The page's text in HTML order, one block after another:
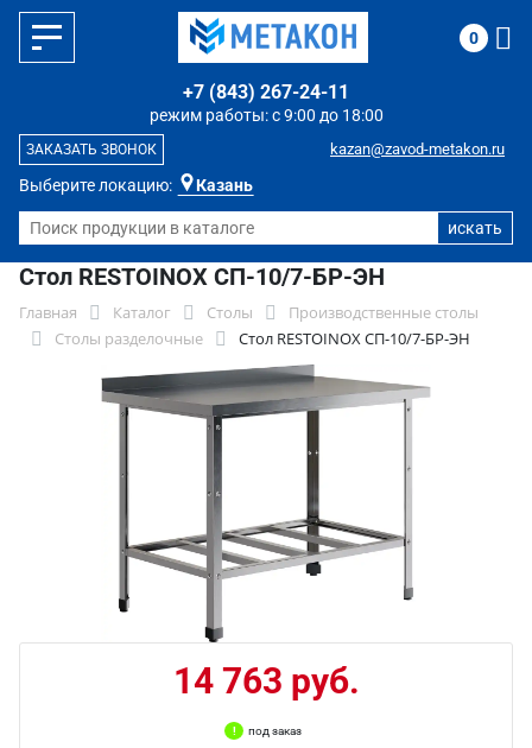
Выберите локацию: Казань
режим работы: с 9:00 до 18:00
+7 (843) 267-24-11
kazan@zavod-metakon.ru
ЗАКАЗАТЬ ЗВОНОК
0
Стол RESTOINOX СП-10/7-БР-ЭН
Главная Каталог Столы
Производственные столы
Столы разделочные
Стол RESTOINOX СП-10/7-БР-ЭН
14 763 руб.
под заказ